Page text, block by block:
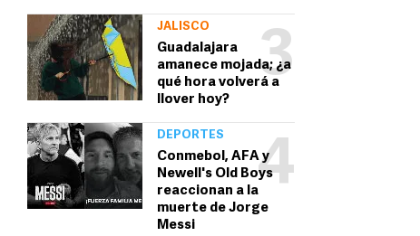
3
JALISCO
Guadalajara
amanece mojada; ¿a
qué hora volverá a
llover hoy?
4
DEPORTES
Conmebol, AFA y
Newell's Old Boys
reaccionan a la
muerte de Jorge
Messi